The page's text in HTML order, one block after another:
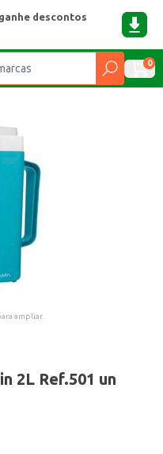
descontos
0
ampliar.
2L Ref.501 un